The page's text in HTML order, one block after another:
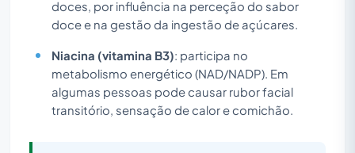
doces, por influência na perceção do sabor
doce e na gestão da ingestão de açúcares.
Niacina (vitamina B3): participa no
metabolismo energético (NAD/NADP). Em
algumas pessoas pode causar rubor facial
transitório, sensação de calor e comichão.